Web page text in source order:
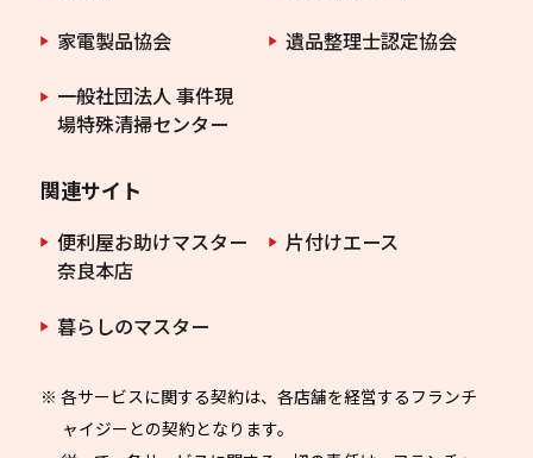
家電製品協会
遺品整理士認定協会
一般社団法人 事件現
場特殊清掃センター
関連サイト
便利屋お助けマスター
奈良本店
片付けエース
暮らしのマスター
※ 各サービスに関する契約は、各店舗を経営するフランチ
ャイジーとの契約となります。